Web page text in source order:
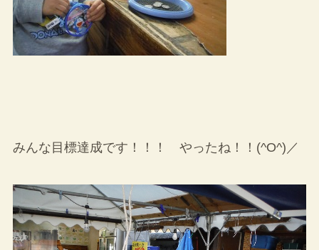
みんな目標達成です！！！ やったね！！(^O^)／